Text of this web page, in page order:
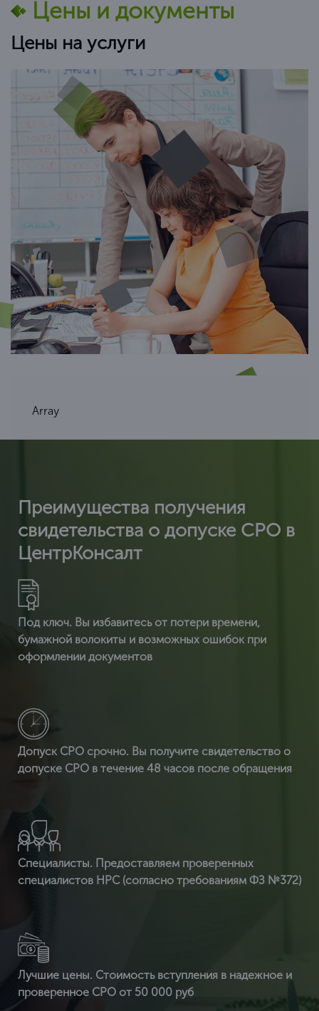
Цены и документы
Цены на услуги
Array
Преимущества получения
свидетельства о допуске СРО в
ЦентрКонсалт
Под ключ. Вы избавитесь от потери времени,
бумажной волокиты и возможных ошибок при
оформлении документов
Допуск СРО срочно. Вы получите свидетельство о
допуске СРО в течение 48 часов после обращения
Специалисты. Предоставляем проверенных
специалистов НРС (согласно требованиям ФЗ №372)
Лучшие цены. Стоимость вступления в надежное и
проверенное СРО от 50 000 руб